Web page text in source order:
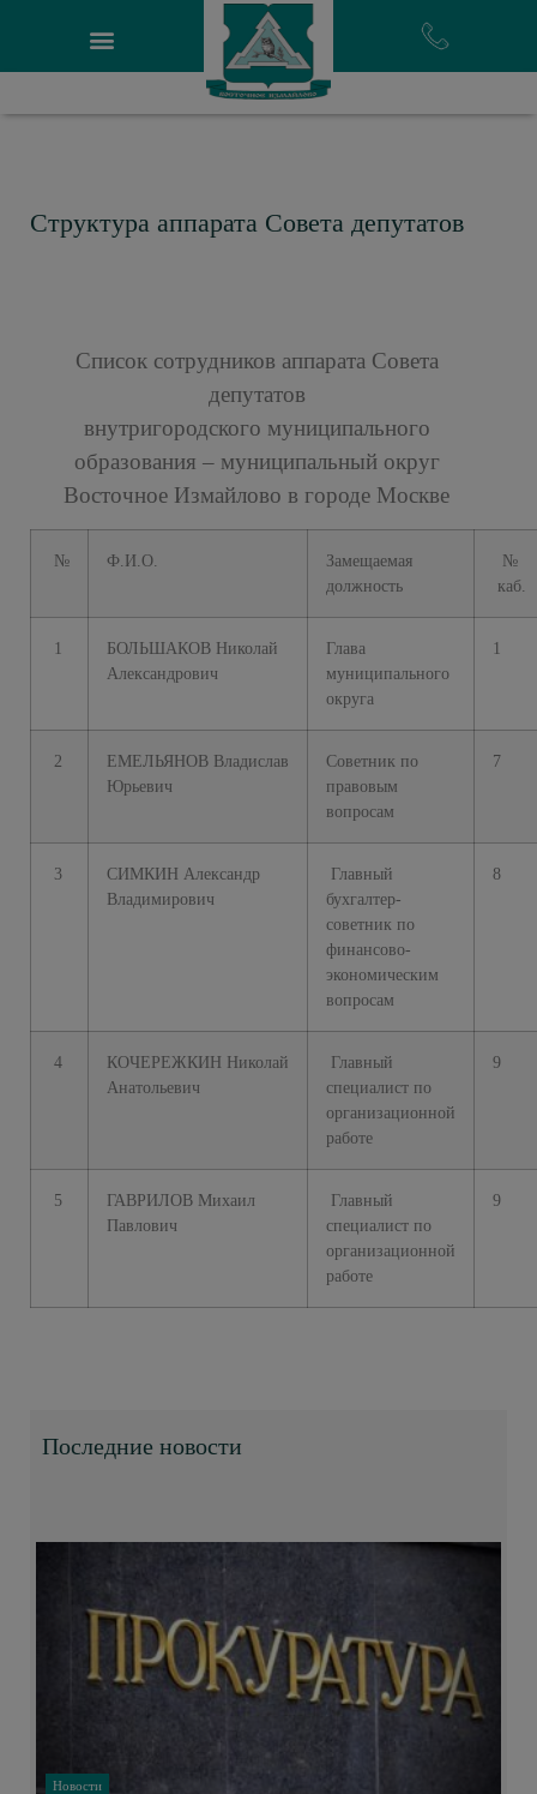
Структура аппарата Совета депутатов
Список сотрудников аппарата Совета
депутатов
внутригородского муниципального
образования – муниципальный округ
Восточное Измайлово в городе Москве
№ Ф.И.О.
Замещаемая
должность
№
каб.
1 БОЛЬШАКОВ Николай
Александрович
Глава
муниципального
округа
1
2 ЕМЕЛЬЯНОВ Владислав
Юрьевич
Советник по
правовым
вопросам
7
3 СИМКИН Александр
Владимирович
Главный
бухгалтер-
советник по
финансово-
экономическим
вопросам
8
4 КОЧЕРЕЖКИН Николай
Анатольевич
Главный
специалист по
организационной
работе
9
5 ГАВРИЛОВ Михаил
Павлович
Главный
cпециалист по
организационной
работе
9
Последние новости
Новости